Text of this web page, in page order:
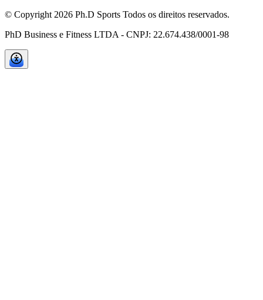
© Copyright 2026 Ph.D Sports Todos os direitos reservados.
PhD Business e Fitness LTDA - CNPJ: 22.674.438/0001-98